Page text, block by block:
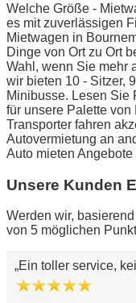
Welche Größe -
es mit zuverlässigen
Mietwagen in
Dinge von Ort zu Ort
Wahl, wenn Sie mehr
wir bieten 10 - Sitzer,
Minibusse. Lesen Sie
für unsere Palette
Transporter fahren
Autovermietung an
Auto mieten
Unsere Kunden
Werden wir,
von 5 möglichen
Ein toller service,